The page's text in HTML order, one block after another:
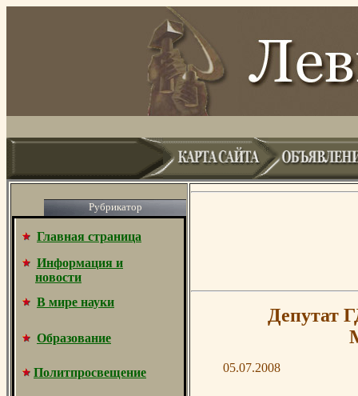
Рубрикатор
Главная страница
Информация и
новости
В мире науки
Образование
Политпросвещение
Депутат
05.07.2008